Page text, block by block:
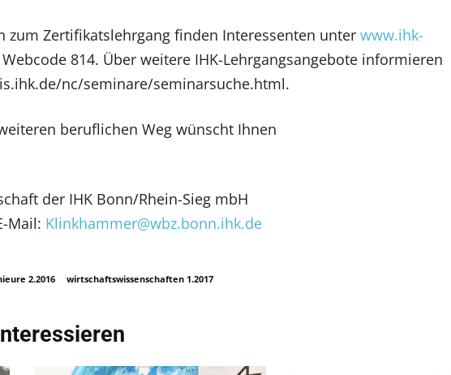
zum Zertifikatslehrgang finden Interessenten unter www.ihk-
814. Über weitere IHK-Lehrgangsangebote informieren
nc/seminare/seminarsuche.html.
beruflichen Weg wünscht Ihnen
der IHK Bonn/Rhein-Sieg mbH
Mail: Klinkhammer@wbz.bonn.ihk.de
2.2016 wirtschaftswissenschaften 1.2017